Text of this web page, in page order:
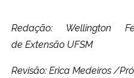
Redação: Wellington
de Extensão UFSM
Revisão: Erica Medeiros /P